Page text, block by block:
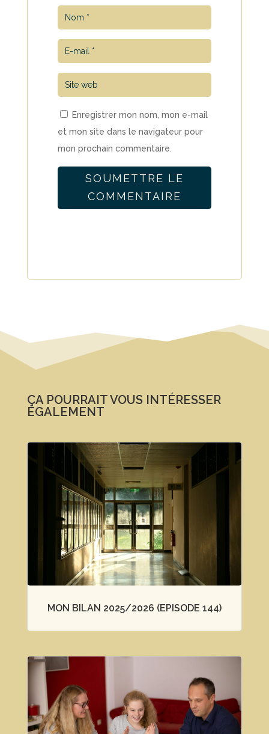
Enregistrer mon nom, mon e-mail
et mon site dans le navigateur pour
mon prochain commentaire.
SOUMETTRE LE
COMMENTAIRE
ÇA POURRAIT VOUS INTÉRESSER
ÉGALEMENT
MON BILAN 2025/2026 (EPISODE 144)